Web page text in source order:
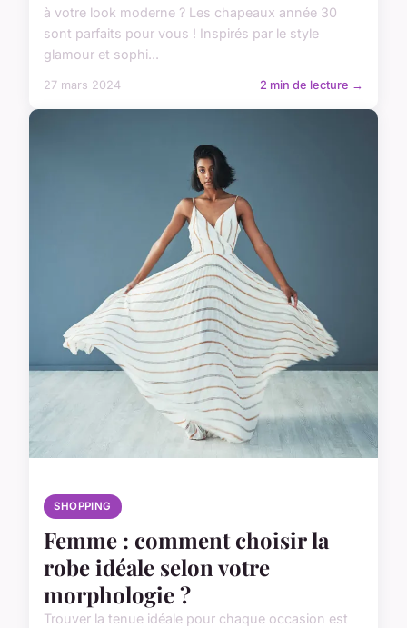
à votre look moderne ? Les chapeaux année 30
sont parfaits pour vous ! Inspirés par le style
glamour et sophi...
27 mars 2024 2 min de lecture →
SHOPPING
Femme : comment choisir la
robe idéale selon votre
morphologie ?
Trouver la tenue idéale pour chaque occasion est